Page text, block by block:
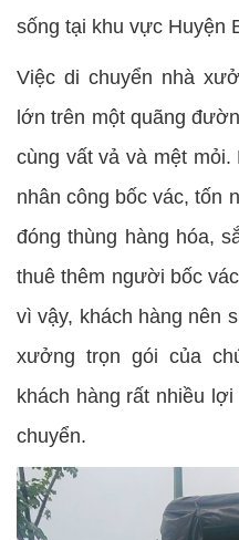
sống tại khu vực Huyện
Việc di chuyển nhà
lớn trên một quãng
cùng vất vả và mệt
nhân công bốc vác, tốn
đóng thùng hàng hóa,
thuê thêm người bốc
vì vậy, khách hàng nên
xưởng trọn gói của
khách hàng rất nhiều
chuyển.